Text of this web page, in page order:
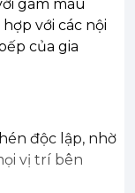
gam màu
với các nội
của gia
độc lập, nhờ
vị trí bên